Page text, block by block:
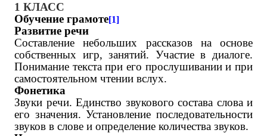
1 КЛАСС
Обучение грамоте[1]
Развитие речи
Составление небольших рассказов на основе
собственных игр, занятий. Участие в диалоге.
Понимание текста при его прослушивании и при
самостоятельном чтении вслух.
Фонетика
Звуки речи. Единство звукового состава слова и
его значения. Установление последовательности
звуков в слове и определение количества звуков.